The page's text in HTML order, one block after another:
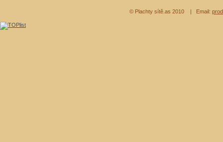
© Plachty sítě.as 2010 | Email: